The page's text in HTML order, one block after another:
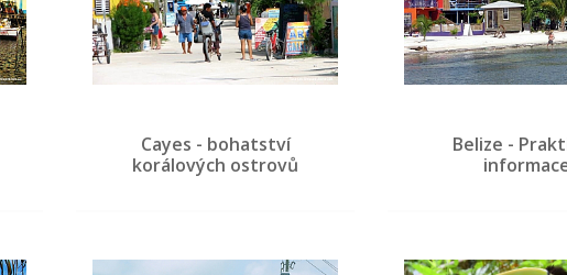
Cayes - bohatství
korálových ostrovů
Belize -